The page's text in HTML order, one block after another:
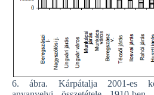
6. ábra. Kárpátalja 2001-es